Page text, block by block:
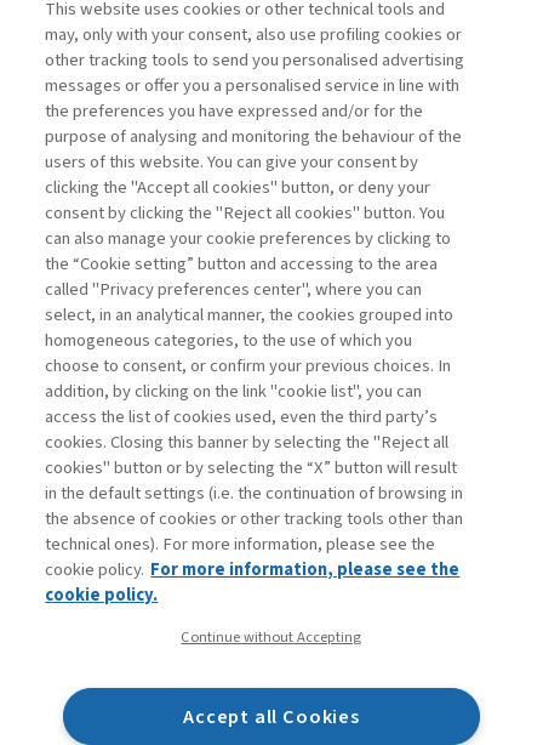
RICERCA, CONDIVISIONE E
IMPATTO PER ...
di Sylvie Goulard, Francesco Perrini, Stefano
Pogutz
La consultazione dei libri è riservata esclusivamente
agli abbonati Premium
Legenda: Accedi Per registrati Per abbonati
Contatti
Abbonamenti
Archivio rubriche
Privacy
Dichiarazione di accessibilità
Mappa del sito
This website uses cookies or other technical tools and
may, only with your consent, also use profiling cookies or
other tracking tools to send you personalised advertising
messages or offer you a personalised service in line with
the preferences you have expressed and/or for the
purpose of analysing and monitoring the behaviour of the
users of this website. You can give your consent by
clicking the "Accept all cookies" button, or deny your
consent by clicking the "Reject all cookies" button. You
can also manage your cookie preferences by clicking to
the “Cookie setting” button and accessing to the area
called "Privacy preferences center", where you can
select, in an analytical manner, the cookies grouped into
homogeneous categories, to the use of which you
choose to consent, or confirm your previous choices. In
addition, by clicking on the link "cookie list", you can
access the list of cookies used, even the third party’s
cookies. Closing this banner by selecting the "Reject all
cookies" button or by selecting the “X” button will result
in the default settings (i.e. the continuation of browsing in
the absence of cookies or other tracking tools other than
technical ones). For more information, please see the
cookie policy. For more information, please see the
cookie policy.
Continue without Accepting
Accept all Cookies